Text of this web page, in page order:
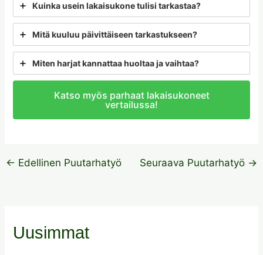
Kuinka usein lakaisukone tulisi tarkastaa?
Mitä kuuluu päivittäiseen tarkastukseen?
Miten harjat kannattaa huoltaa ja vaihtaa?
Katso myös parhaat lakaisukoneet
vertailussa!
← Edellinen Puutarhatyö Seuraava Puutarhatyö →
Uusimmat